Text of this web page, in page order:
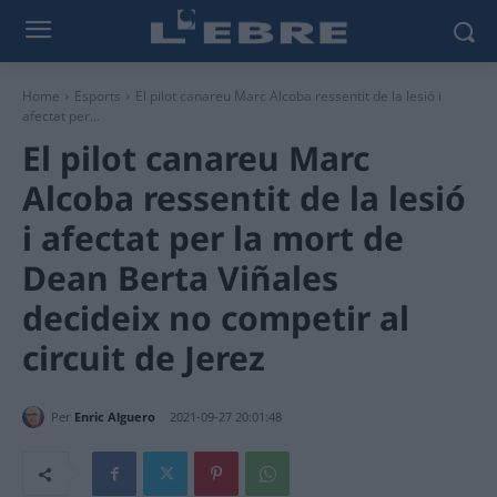
Home Esports
El pilot canareu Marc Alcoba ressentit de la lesió i
afectat per...
El pilot canareu Marc
Alcoba ressentit de la lesió
i afectat per la mort de
Dean Berta Viñales
decideix no competir al
circuit de Jerez
Per Enric Alguero 2021-09-27 20:01:48